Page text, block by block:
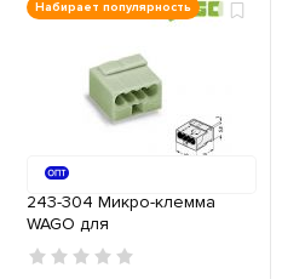
Набирает популярность
243-304 Микро-клемма
WAGO для
распределительных
коробок, 4-контактная св.-